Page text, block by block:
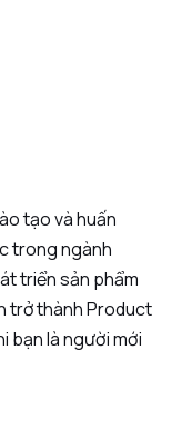
tạo và huấn
trong ngành
triển sản phẩm
trở thành Product
bạn là người mới